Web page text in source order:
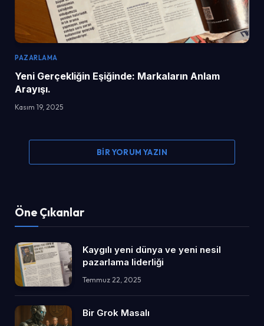
PAZARLAMA
Yeni Gerçekliğin Eşiğinde: Markaların Anlam
Arayışı.
Kasım 19, 2025
BIR YORUM YAZIN
Öne Çıkanlar
Kaygılı yeni dünya ve yeni nesil
pazarlama liderliği
Temmuz 22, 2025
Bir Grok Masalı